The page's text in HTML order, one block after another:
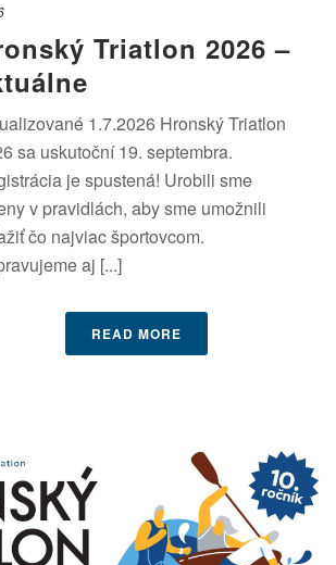
Triatlon 2026 –
1.7.2026 Hronský Triatlon
sa uskutoční 19. septembra.
je spustená! Urobili sme
v pravidlách, aby sme umožnili
čo najviac športovcom.
aj [...]
READ MORE